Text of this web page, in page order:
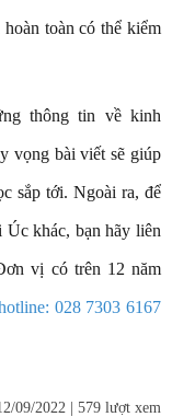
toàn có thể kiểm
thông tin về kinh
vọng bài viết sẽ giúp
sắp tới. Ngoài ra, để
khác, bạn hãy liên
vị có trên 12 năm
028 7303 6167
09/2022 | 579 lượt xem